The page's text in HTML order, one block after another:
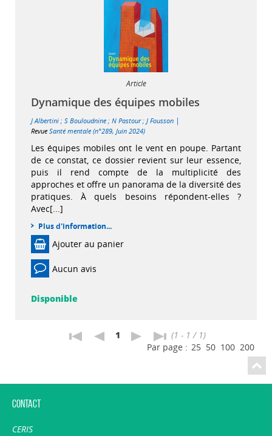
Article
Dynamique des équipes mobiles
J Albertini ; S Bouloudnine ; N Pastour; J Fousson |
Revue Santé mentale (n°289, Juin 2024)
Les équipes mobiles ont le vent en poupe. Partant
de ce constat, ce dossier revient sur leur essence,
puis il rend compte de la multiplicité des
approches et offre un panorama de la diversité des
pratiques. À quels besoins répondent-elles ?
Avec[...]
Plus d'information...
Ajouter au panier
Aucun avis
Disponible
1
(1 - 1 / 1)
Par page : 25 50 100 200
Contact
CERIS